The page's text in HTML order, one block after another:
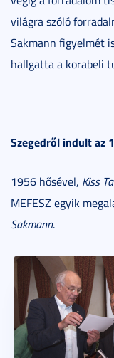
világra szóló
Sakmann figyelmét
hallgatta a korabeli
Szegedről indult az
1956 hősével, Kiss
MEFESZ egyik
Sakmann.